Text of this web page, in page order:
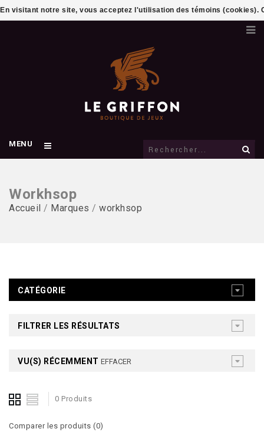
MENU
Workhsop
Accueil / Marques / workhsop
CATÉGORIE
FILTRER LES RÉSULTATS
VU(S) RÉCEMMENT EFFACER
0 Produits
Comparer les produits (0)
En visitant notre site, vous acceptez l'utilisation des témoins